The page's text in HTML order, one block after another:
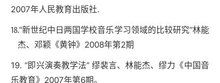
2007年人民教育出版社.
⒙“新世纪中日两国学校音乐学习领域的比较研究”林能
杰、邓颖《黄钟》2008年第2期
19. “即兴演奏教学法” 缪裴言、林能杰、缪力《中国音
乐教育》2007年第6期。